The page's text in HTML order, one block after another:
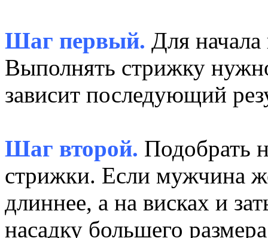
Шаг первый. Для
Выполнять стрижку
зависит последующий
Шаг второй. Подобрать
стрижки. Если мужчина
длиннее, а на висках и
насадку большего